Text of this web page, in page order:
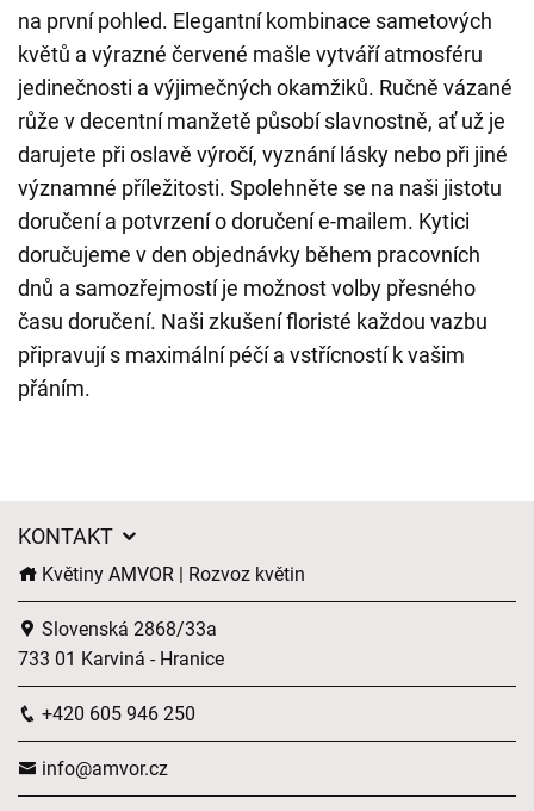
na první pohled. Elegantní kombinace sametových
květů a výrazné červené mašle vytváří atmosféru
jedinečnosti a výjimečných okamžiků. Ručně vázané
růže v decentní manžetě působí slavnostně, ať už je
darujete při oslavě výročí, vyznání lásky nebo při jiné
významné příležitosti. Spolehněte se na naši jistotu
doručení a potvrzení o doručení e-mailem. Kytici
doručujeme v den objednávky během pracovních
dnů a samozřejmostí je možnost volby přesného
času doručení. Naši zkušení floristé každou vazbu
připravují s maximální péčí a vstřícností k vašim
přáním.
KONTAKT
Květiny AMVOR | Rozvoz květin
Slovenská 2868/33a
733 01 Karviná - Hranice
+420 605 946 250
info@amvor.cz